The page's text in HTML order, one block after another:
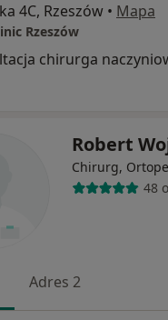
4C, Rzeszów • Mapa
Rzeszów
chirurga
Robert
Chirurg,
48
Adres 2